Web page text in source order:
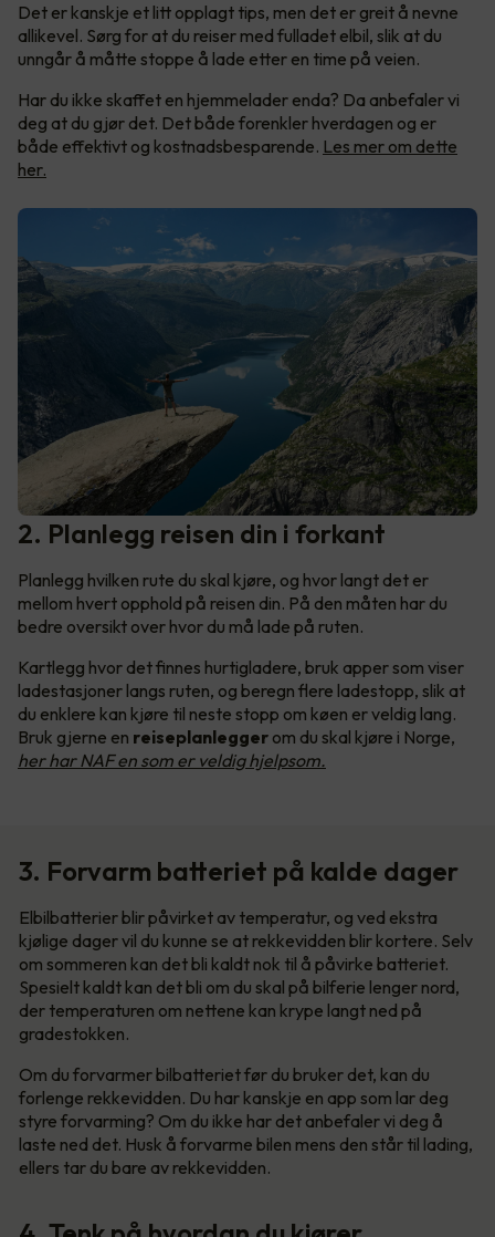
Det er kanskje et litt opplagt tips, men det er greit å nevne
allikevel. Sørg for at du reiser med fulladet elbil, slik at du
unngår å måtte stoppe å lade etter en time på veien.
Har du ikke skaffet en hjemmelader enda? Da anbefaler vi
deg at du gjør det. Det både forenkler hverdagen og er
både effektivt og kostnadsbesparende. Les mer om dette
her.
2. Planlegg reisen din i forkant
Planlegg hvilken rute du skal kjøre, og hvor langt det er
mellom hvert opphold på reisen din. På den måten har du
bedre oversikt over hvor du må lade på ruten.
Kartlegg hvor det finnes hurtigladere, bruk apper som viser
ladestasjoner langs ruten, og beregn flere ladestopp, slik at
du enklere kan kjøre til neste stopp om køen er veldig lang.
Bruk gjerne en reiseplanlegger om du skal kjøre i Norge,
her har NAF en som er veldig hjelpsom.
3. Forvarm batteriet på kalde dager
Elbilbatterier blir påvirket av temperatur, og ved ekstra
kjølige dager vil du kunne se at rekkevidden blir kortere. Selv
om sommeren kan det bli kaldt nok til å påvirke batteriet.
Spesielt kaldt kan det bli om du skal på bilferie lenger nord,
der temperaturen om nettene kan krype langt ned på
gradestokken.
Om du forvarmer bilbatteriet før du bruker det, kan du
forlenge rekkevidden. Du har kanskje en app som lar deg
styre forvarming? Om du ikke har det anbefaler vi deg å
laste ned det. Husk å forvarme bilen mens den står til lading,
ellers tar du bare av rekkevidden.